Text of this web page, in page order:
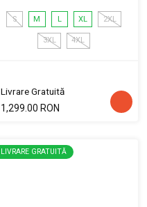
S M L XL 2XL
3XL 4XL
Livrare Gratuită
1,299.00 RON
LIVRARE GRATUITĂ